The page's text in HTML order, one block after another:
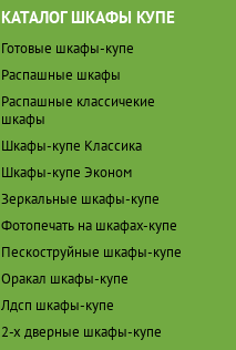
КАТАЛОГ ШКАФЫ КУПЕ
Готовые шкафы-купе
Распашные шкафы
Распашные классичекие
шкафы
Шкафы-купе Классика
Шкафы-купе Эконом
Зеркальные шкафы-купе
Фотопечать на шкафах-купе
Пескоструйные шкафы-купе
Оракал шкафы-купе
Лдсп шкафы-купе
2-х дверные шкафы-купе